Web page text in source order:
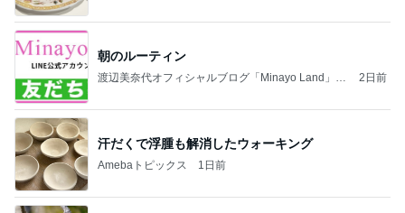
朝のルーティン
渡辺美奈代オフィシャルブログ「Minayo Land」P
2日前
汗だくで浮腫も解消したウォーキング
Amebaトピックス 1日前